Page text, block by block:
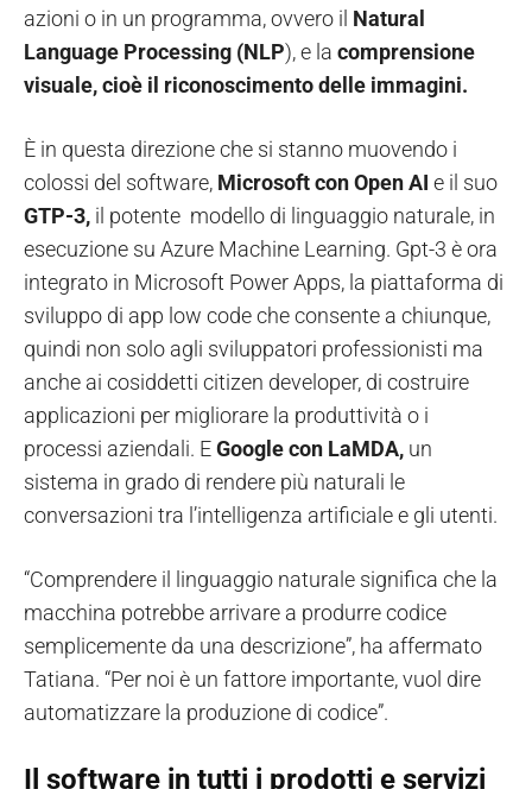
azioni o in un programma, ovvero il Natural
Language Processing (NLP), e la comprensione
visuale, cioè il riconoscimento delle immagini.
È in questa direzione che si stanno muovendo i
colossi del software, Microsoft con Open AI e il suo
GTP-3, il potente modello di linguaggio naturale, in
esecuzione su Azure Machine Learning. Gpt-3 è ora
integrato in Microsoft Power Apps, la piattaforma di
sviluppo di app low code che consente a chiunque,
quindi non solo agli sviluppatori professionisti ma
anche ai cosiddetti citizen developer, di costruire
applicazioni per migliorare la produttività o i
processi aziendali. EGoogle con LaMDA, un
sistema in grado di rendere più naturali le
conversazioni tra l’intelligenza artificiale e gli utenti.
“Comprendere il linguaggio naturale significa che la
macchina potrebbe arrivare a produrre codice
semplicemente da una descrizione”, ha affermato
Tatiana. “Per noi è un fattore importante, vuol dire
automatizzare la produzione di codice”.
Il software in tutti i prodotti e servizi